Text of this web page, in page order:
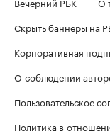
Скрыть баннеры на
Корпоративная
О соблюдении
Пользовательское
Политика в